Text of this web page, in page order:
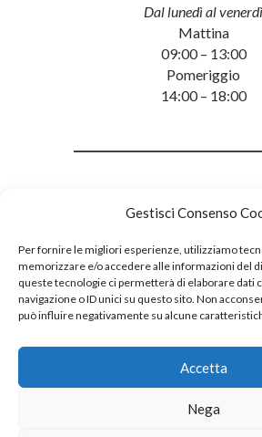
Gestisci Consenso
Per fornire le migliori esperienze, utilizziamo
memorizzare e/o accedere alle informazioni del
queste tecnologie ci permetterà di elaborare dati
navigazione o ID unici su questo sito. Non
può influire negativamente su alcune
Accetta
Nega
Dal lunedì al venerdì
Mattina
09:00 – 13:00
Pomeriggio
14:00 – 18:00